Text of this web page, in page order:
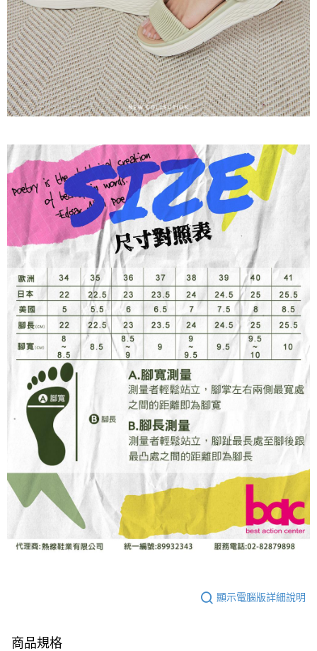
顯示電腦版詳細說明
商品規格